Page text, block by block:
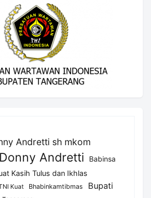
Andretti sh mkom
Andretti Babinsa
Kasih Tulus dan Ikhlas
Kuat Bhabinkamtibmas Bupati